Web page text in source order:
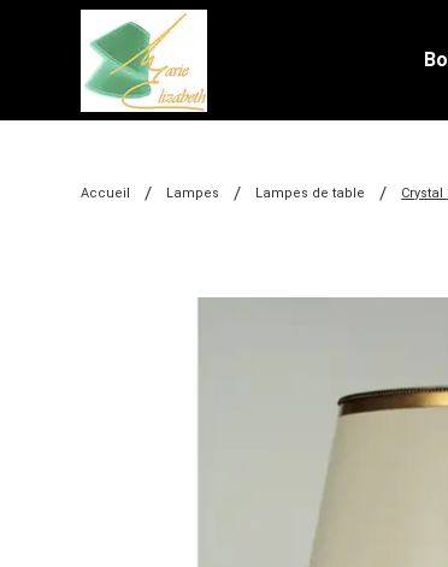
Accueil / Lampes / Lampes de table /